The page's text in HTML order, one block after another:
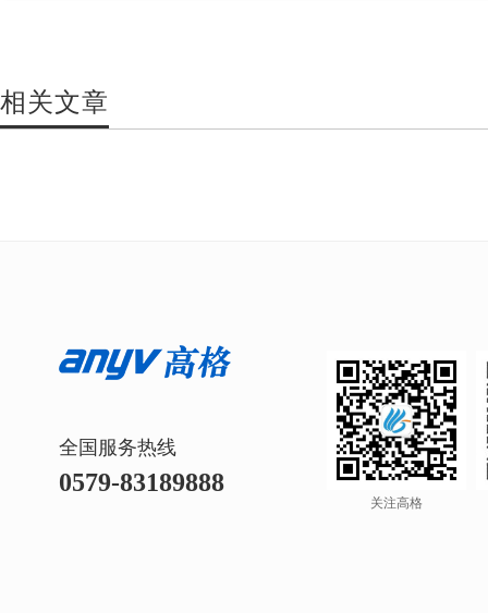
相关文章
全国服务热线
0579-83189888
关注高格